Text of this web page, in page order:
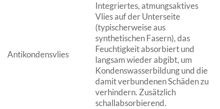
Antikondensvlies
Integriertes, atmungsaktives
Vlies auf der Unterseite
(typischerweise aus
synthetischen Fasern), das
Feuchtigkeit absorbiert und
langsam wieder abgibt, um
Kondenswasserbildung und die
damit verbundenen Schäden zu
verhindern. Zusätzlich
schallabsorbierend.